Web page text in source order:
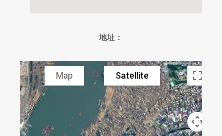
地址：
Map Satellite